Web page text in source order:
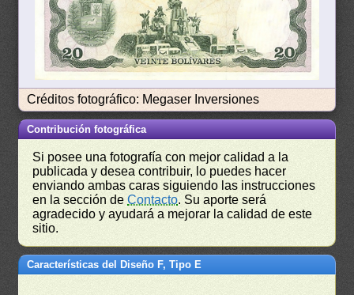
Créditos fotográfico: Megaser Inversiones
Contribución fotográfica
Si posee una fotografía con mejor calidad a la
publicada y desea contribuir, lo puedes hacer
enviando ambas caras siguiendo las instrucciones
en la sección deContacto. Su aporte será
agradecido y ayudará a mejorar la calidad de este
sitio.
Características del Diseño F, Tipo E